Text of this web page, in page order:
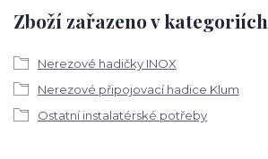
Zboží zařazeno v kategoriích
Nerezové hadičky INOX
Nerezové připojovací hadice Klum
Ostatní instalatérské potřeby